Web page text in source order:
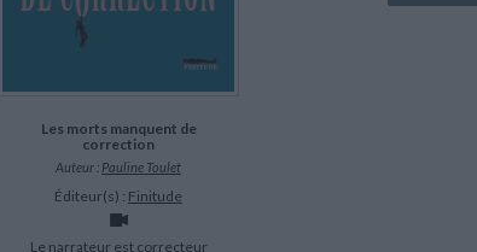
Essais scientifique
Les morts manquent de
correction
Auteur : Pauline Toulet
Éditeur(s) : Finitude
Le narrateur est correcteur